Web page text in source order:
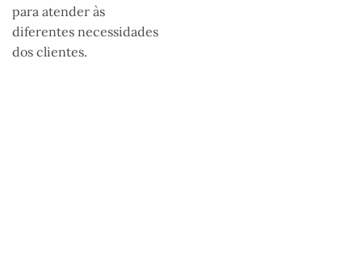
para atender às
diferentes necessidades
dos clientes.